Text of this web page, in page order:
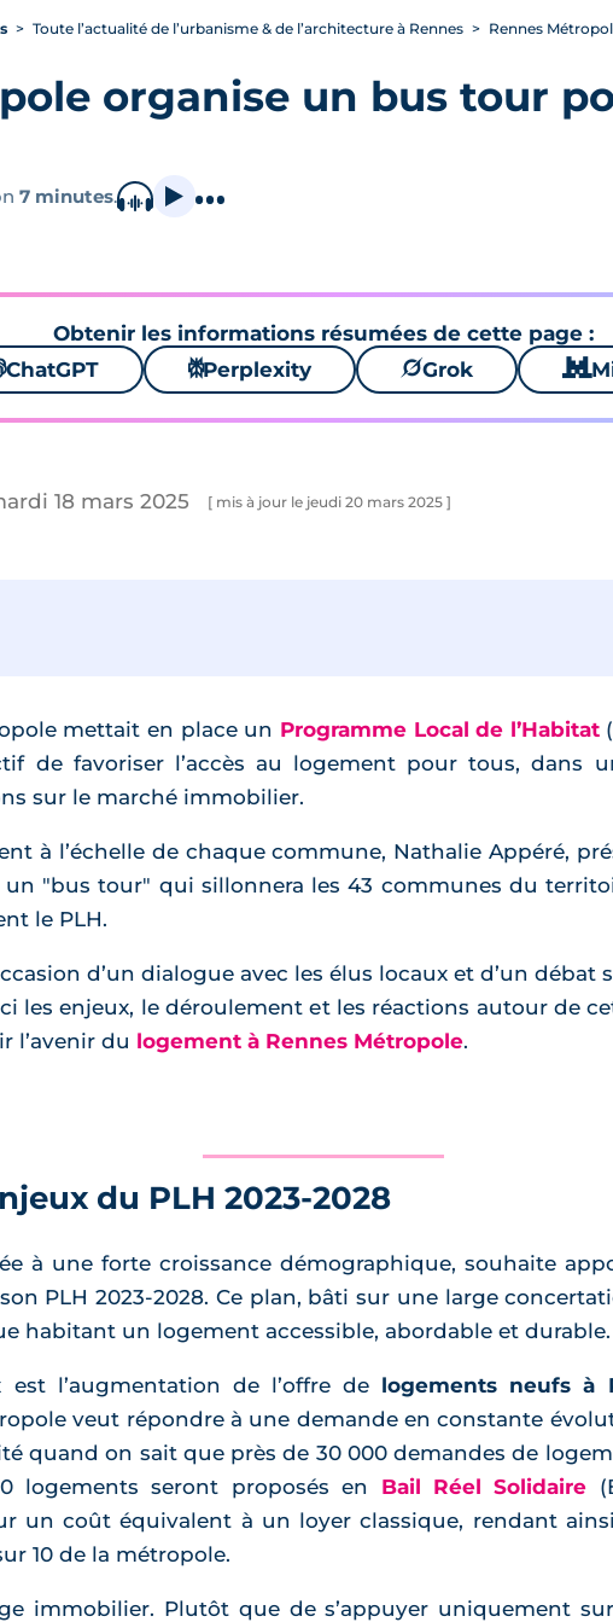
Toute l’actualité de l’urbanisme & de l’architecture à Rennes Rennes
organise un bus tour
7 minutes.
Obtenir les informations résumées de cette page :
ChatGPT ⚙Perplexity 🪐Grok 🐱
18 mars 2025 [ mis à jour le jeudi 20 mars 2025 ]
mettait en place un Programme Local de l’Habitat
de favoriser l’accès au logement pour tous, dans
sur le marché immobilier.
à l’échelle de chaque commune, Nathalie Appéré,
"bus tour" qui sillonnera les 43 communes du
le PLH.
d’un dialogue avec les élus locaux et d’un débat
les enjeux, le déroulement et les réactions autour de
l’avenir du logement à Rennes Métropole.
du PLH 2023-2028
à une forte croissance démographique, souhaite
PLH 2023-2028. Ce plan, bâti sur une large
habitant un logement accessible, abordable et durable.
est l’augmentation de l’offre de logements neufs à
veut répondre à une demande en constante
quand on sait que près de 30 000 demandes de
logements seront proposés en Bail Réel Solidaire
un coût équivalent à un loyer classique, rendant
10 de la métropole.
immobilier. Plutôt que de s’appuyer uniquement